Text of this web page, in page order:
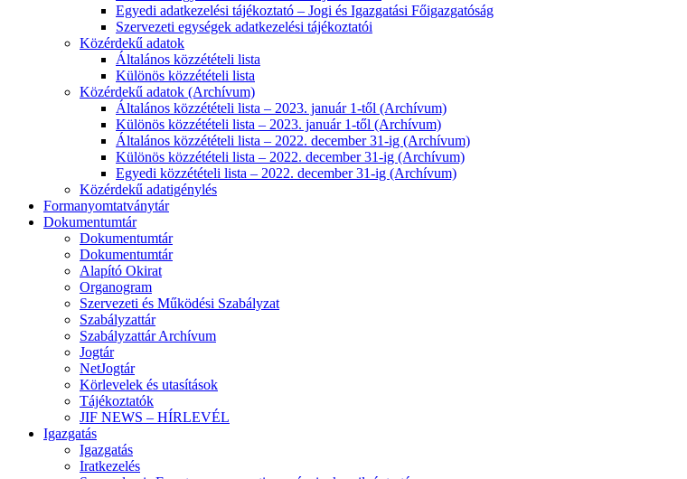
Egyedi adatkezelési tájékoztató – Jogi és Igazgatási Főigazgatóság
Szervezeti egységek adatkezelési tájékoztatói
Közérdekű adatok
Általános közzétételi lista
Különös közzétételi lista
Közérdekű adatok (Archívum)
Általános közzétételi lista – 2023. január 1-től (Archívum)
Különös közzétételi lista – 2023. január 1-től (Archívum)
Általános közzétételi lista – 2022. december 31-ig (Archívum)
Különös közzétételi lista – 2022. december 31-ig (Archívum)
Egyedi közzétételi lista – 2022. december 31-ig (Archívum)
Közérdekű adatigénylés
Formanyomtatványtár
Dokumentumtár
Dokumentumtár
Dokumentumtár
Alapító Okirat
Organogram
Szervezeti és Működési Szabályzat
Szabályzattár
Szabályzattár Archívum
Jogtár
NetJogtár
Körlevelek és utasítások
Tájékoztatók
JIF NEWS – HÍRLEVÉL
Igazgatás
Igazgatás
Iratkezelés